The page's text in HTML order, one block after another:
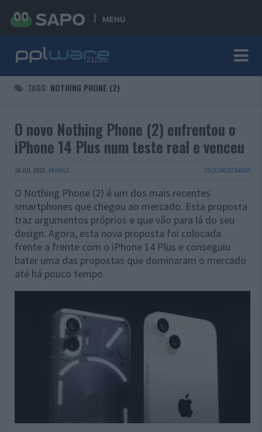
MENU
TAGS: NOTHING PHONE (2)
O novo Nothing Phone (2) enfrentou o
iPhone 14 Plus num teste real e venceu
24 JUL 2023 · MOBILE 23 COMENTÁRIOS
O Nothing Phone (2) é um dos mais recentes
smartphones que chegou ao mercado. Esta proposta
traz argumentos próprios e que vão para lá do seu
design. Agora, esta nova proposta foi colocada
frente a frente com o iPhone 14 Plus e conseguiu
bater uma das propostas que dominaram o mercado
até há pouco tempo.